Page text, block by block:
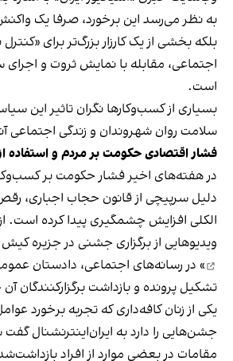
به نظر می‌رسد این برخورد، صرفا یک
بلکه بخشی از یک کارزار بزرگ‌تر برای
اجتماعی، مقابله با نمایش ثروت و اجرای
است.
بسیاری از کسب‌وکارها نگران تاثیر این
سلامت روان شهروندان و زندگی اجتماعی
فشار اقتصادی حکومت بر مردم و استفاده
در هفته‌های اخیر فشار حکومت بر
دلیل سرپیچی از قانون حجاب اجباری،
الکلی افزایش چشمگیری پیدا کرده است.
ویدیوهایی از برگزاری جشنی در جزیره کیش
» در رسانه‌های اجتماعی، دادستان
تشکیل پرونده و بازداشت برگزارکنندگان
یکی از زنان کافه‌داری که تجربه برخورد
جشن‌هایی را دارد به ایران‌اینترنشنال
مقامات در بعضی موارد از افراد